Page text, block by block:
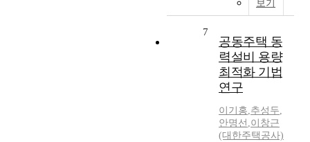
보기
7
공동주택 동
력설비 용량
최적화 기법
연구
이기홍,추성두,
안명선 ,이창근
(대한주택공사)